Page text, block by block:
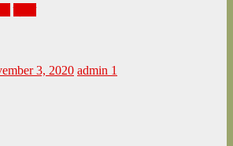
3, 2020 admin 1